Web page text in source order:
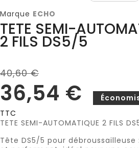
Marque ECHO
TETE SEMI-
2 FILS DS5/5
40,60 €
36,54 €
TTC
TETE SEMI-AUTOMATIQUE 2 FILS
Tête DS5/5 pour